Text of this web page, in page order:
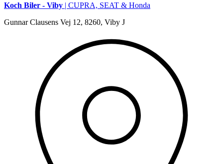
Koch Biler - Viby | CUPRA, SEAT & Honda
Gunnar Clausens Vej 12, 8260, Viby J